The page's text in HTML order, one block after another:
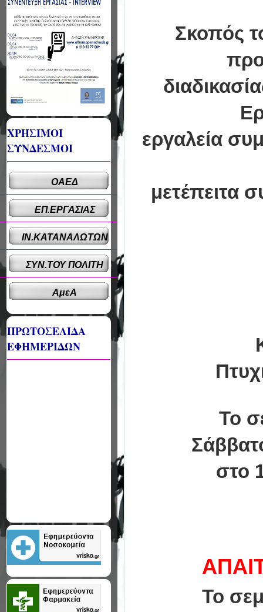
Σκοπός
εργαλεία
μετέπειτα
Το
στο
Το
ΧΡΗΣΙΜΟΙ
ΣΥΝΔΕΣΜΟΙ
ΟΑΕΔ
ΕΠ.ΕΡΓΑΣΙΑΣ
ΙΝ.ΚΑΤΑΝΑΛΩΤΩΝ
ΣΥΝ.ΤΟΥ ΠΟΛΙΤΗ
ΑμεΑ
ΠΡΩΤΟΣΕΛΙΔΑ
ΕΦΗΜΕΡΙΔΩΝ